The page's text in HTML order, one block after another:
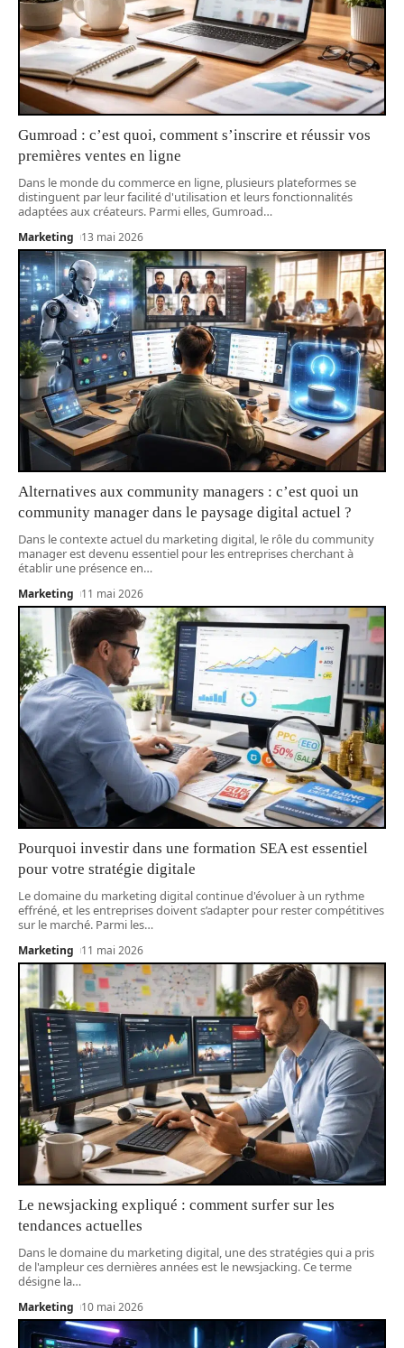
Gumroad : c’est quoi, comment s’inscrire et réussir vos
premières ventes en ligne
Dans le monde du commerce en ligne, plusieurs plateformes se
distinguent par leur facilité d'utilisation et leurs fonctionnalités
adaptées aux créateurs. Parmi elles, Gumroad…
Marketing 13 mai 2026
Alternatives aux community managers : c’est quoi un
community manager dans le paysage digital actuel ?
Dans le contexte actuel du marketing digital, le rôle du community
manager est devenu essentiel pour les entreprises cherchant à
établir une présence en…
Marketing 11 mai 2026
Pourquoi investir dans une formation SEA est essentiel
pour votre stratégie digitale
Le domaine du marketing digital continue d'évoluer à un rythme
effréné, et les entreprises doivent s’adapter pour rester compétitives
sur le marché. Parmi les…
Marketing 11 mai 2026
Le newsjacking expliqué : comment surfer sur les
tendances actuelles
Dans le domaine du marketing digital, une des stratégies qui a pris
de l'ampleur ces dernières années est le newsjacking. Ce terme
désigne la…
Marketing 10 mai 2026